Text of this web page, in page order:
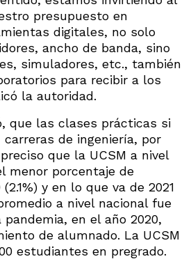
presupuesto en
digitales, no solo
ancho de banda, sino
simuladores, etc., también
para recibir a los
la autoridad.
que las clases prácticas si
carreras de ingeniería, por
que la UCSM a nivel
menor porcentaje de
y en lo que va de 2021
a nivel nacional fue
pandemia, en el año 2020,
de alumnado. La UCSM
estudiantes en pregrado.